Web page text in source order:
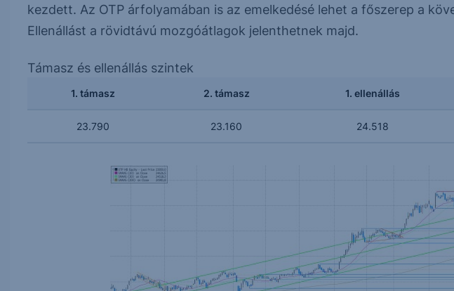
kezdett. Az OTP árfolyamában is az emelkedésé lehet a főszerep a
Ellenállást a rövidtávú mozgóátlagok jelenthetnek majd.
Támasz és ellenállás szintek
1. támasz 2. támasz 1. ellenállás
23.790 23.160 24.518